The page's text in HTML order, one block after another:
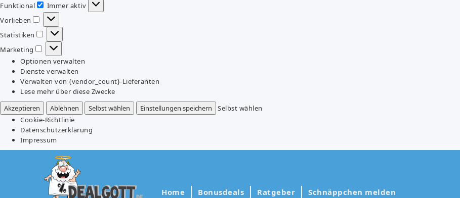
Funktional
Funktional
Immer aktiv
Vorlieben
Vorlieben
Statistiken
Statistiken
Marketing
Marketing
Optionen verwalten
Dienste verwalten
Verwalten von {vendor_count}-Lieferanten
Lese mehr über diese Zwecke
Akzeptieren
Ablehnen Selbst wählen Einstellungen speichern
Selbst wählen
Cookie-Richtlinie
Datenschutzerklärung
Impressum
Home Bonusdeals Ratgeber Schnäppchen melden